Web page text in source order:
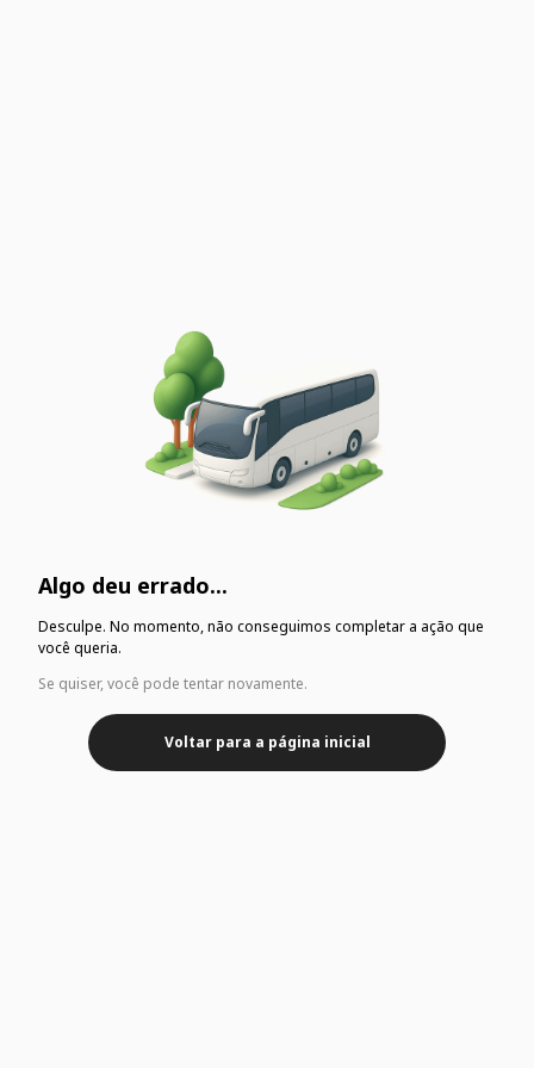
Algo deu errado...
Desculpe. No momento, não conseguimos completar a ação que
você queria.
Se quiser, você pode tentar novamente.
Voltar para a página inicial